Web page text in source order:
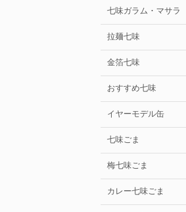
七味ガラム・マサラ
拉麺七味
金箔七味
おすすめ七味
イヤーモデル缶
七味ごま
梅七味ごま
カレー七味ごま